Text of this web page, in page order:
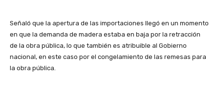
Señaló que la apertura de las importaciones llegó en un momento
en que la demanda de madera estaba en baja por la retracción
de la obra pública, lo que también es atribuible al Gobierno
nacional, en este caso por el congelamiento de las remesas para
la obra pública.